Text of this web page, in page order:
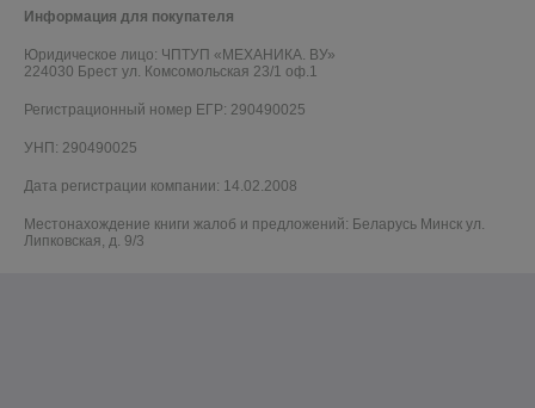
Информация для покупателя
Юридическое лицо: ЧПТУП «МЕХАНИКА. ВУ»
224030 Брест ул. Комсомольская 23/1 оф.1
Регистрационный номер ЕГР: 290490025
УНП: 290490025
Дата регистрации компании: 14.02.2008
Местонахождение книги жалоб и предложений: Беларусь Минск ул.
Липковская, д. 9/3